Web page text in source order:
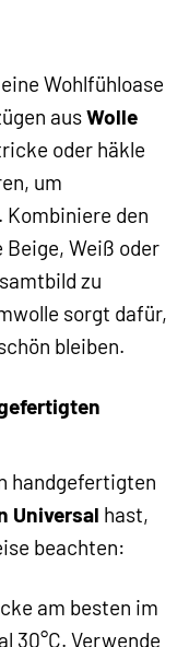
Wohlfühloase
ausWolle
oder häkle
um
den
Weiß oder
zu
sorgt dafür,
bleiben.
handgefertigten
Universal hast,
beachten:
am besten im
30°C. Verwende